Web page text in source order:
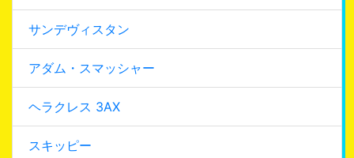
サンデヴィスタン
アダム・スマッシャー
ヘラクレス 3AX
スキッピー